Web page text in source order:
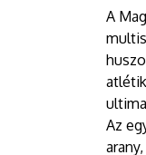
EGYETEM
A
Az